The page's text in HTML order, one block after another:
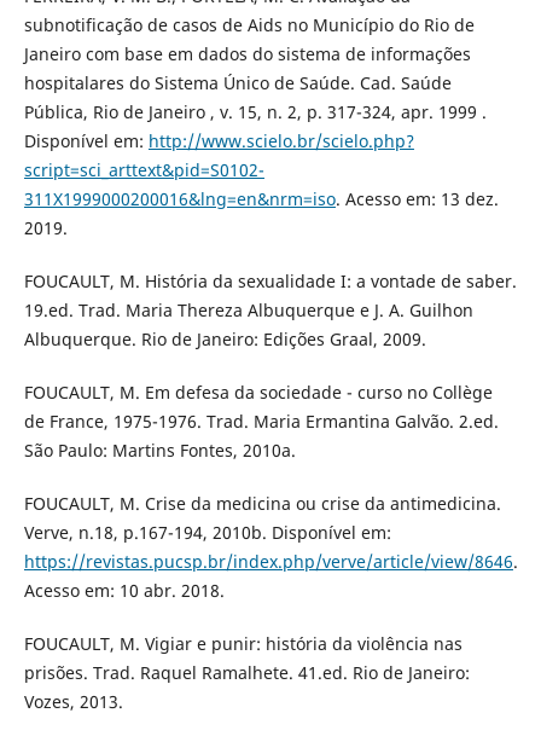
subnotificação de casos de Aids no Município do Rio de
Janeiro com base em dados do sistema de informações
hospitalares do Sistema Único de Saúde. Cad. Saúde
Pública, Rio de Janeiro , v. 15, n. 2, p. 317-324, apr. 1999 .
Disponível em: http://www.scielo.br/scielo.php?
script=sci_arttext&pid=S0102-
311X1999000200016&lng=en&nrm=iso. Acesso em: 13 dez.
2019.
FOUCAULT, M. História da sexualidade I: a vontade de saber.
19.ed. Trad. Maria Thereza Albuquerque e J. A. Guilhon
Albuquerque. Rio de Janeiro: Edições Graal, 2009.
FOUCAULT, M. Em defesa da sociedade - curso no Collège
de France, 1975-1976. Trad. Maria Ermantina Galvão. 2.ed.
São Paulo: Martins Fontes, 2010a.
FOUCAULT, M. Crise da medicina ou crise da antimedicina.
Verve, n.18, p.167-194, 2010b. Disponível em:
https://revistas.pucsp.br/index.php/verve/article/view/8646.
Acesso em: 10 abr. 2018.
FOUCAULT, M. Vigiar e punir: história da violência nas
prisões. Trad. Raquel Ramalhete. 41.ed. Rio de Janeiro:
Vozes, 2013.